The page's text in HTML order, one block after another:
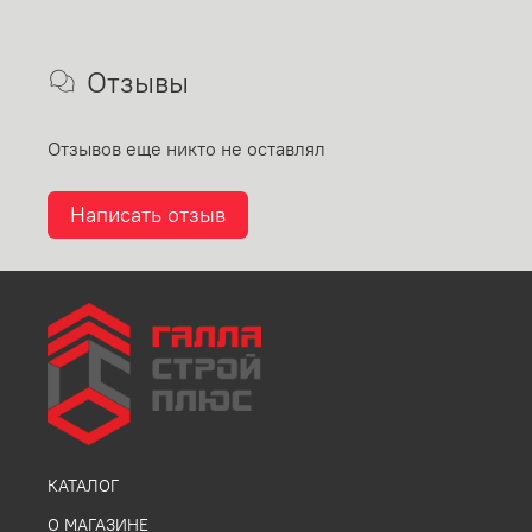
Отзывы
Отзывов еще никто не оставлял
Написать отзыв
КАТАЛОГ
О МАГАЗИНЕ